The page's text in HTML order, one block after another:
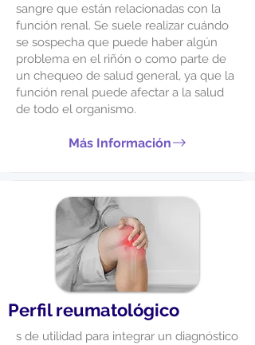
sangre que están relacionadas con la
función renal. Se suele realizar cuándo
se sospecha que puede haber algún
problema en el riñón o como parte de
un chequeo de salud general, ya que la
función renal puede afectar a la salud
de todo el organismo.
Más Información
Perfil reumatológico
s de utilidad para integrar un diagnóstico